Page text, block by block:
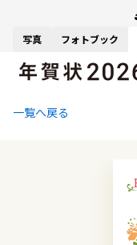
写真 フォトブック
一覧へ戻る